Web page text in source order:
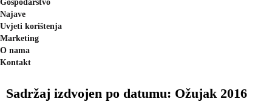
Gospodarstvo
Najave
Uvjeti korištenja
Marketing
O nama
Kontakt
Sadržaj izdvojen po datumu: Ožujak 2016